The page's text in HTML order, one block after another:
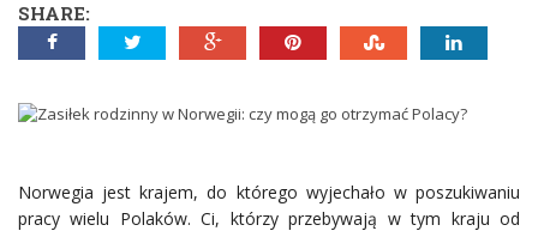
SHARE:
Norwegia jest krajem, do którego wyjechało w poszukiwaniu
pracy wielu Polaków. Ci, którzy przebywają w tym kraju od